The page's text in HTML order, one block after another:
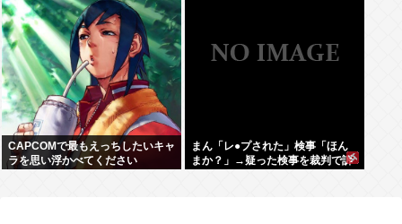
CAPCOMで最もえっちしたいキャ
ラを思い浮かべてください
まん「レ●プされた」検事「ほん
まか？」→疑った検事を裁判で訴